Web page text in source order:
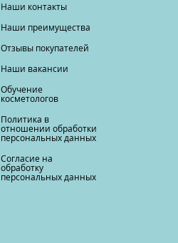
Наши контакты
Наши преимущества
Отзывы покупателей
Наши вакансии
Обучение
косметологов
Политика в
отношении обработки
персональных данных
Согласие на
обработку
персональных данных